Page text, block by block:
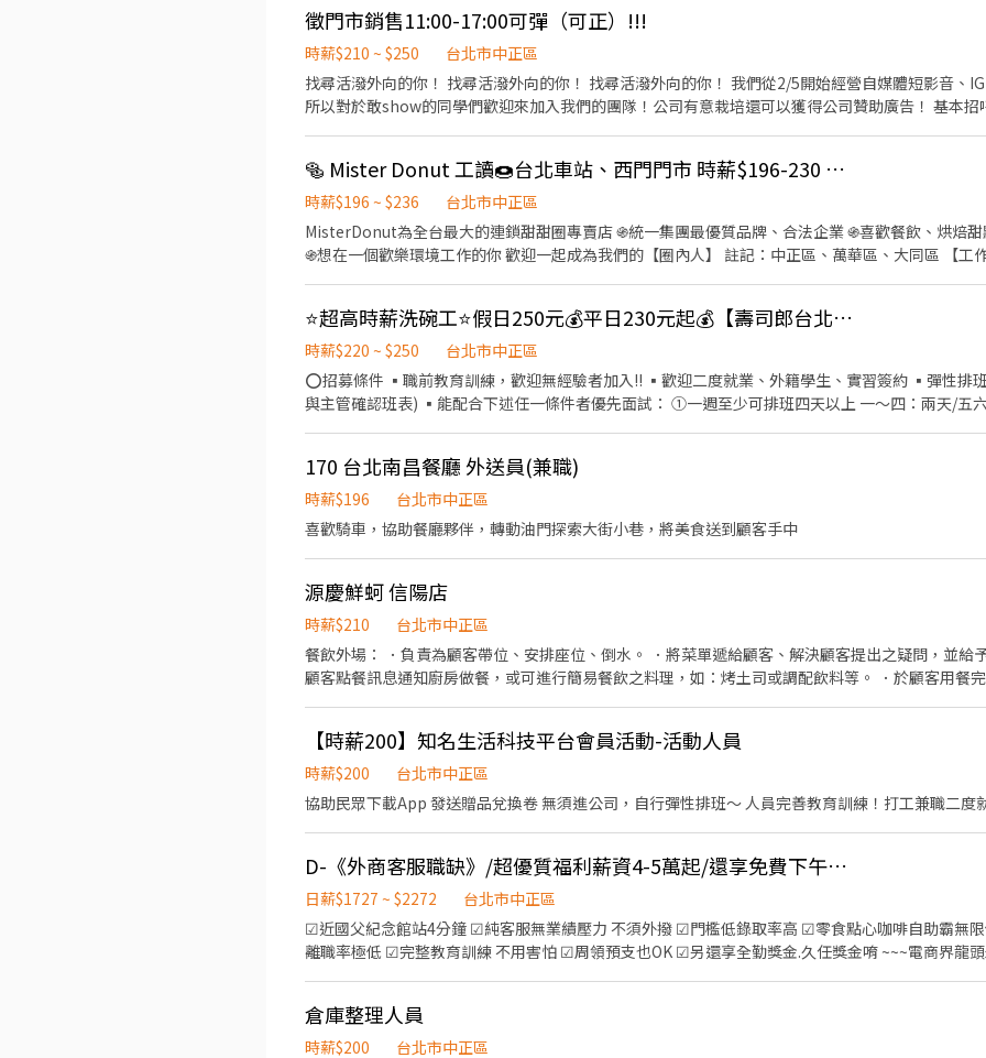
徵門市銷售11:00-17:00可彈（可正）!!!
時薪$210 ~ $250
台北市中正區
找尋活潑外向的你！ 找尋活潑外向的你！ 找尋活潑外向的你！ 我們從2/5開始經營自媒體短影音、IG、Tiktok、抖音、小紅書，
所以對於敢show的同學們歡迎來加入我們的團隊！公司有意栽培還可以獲得公司贊助廣告！ 基本招呼客人以及介紹產品。本店
活動聚餐皆有】及【抽獎】 環境介紹： 上班環境極好，交通十分便利，位於北科大正對面，【忠孝新生捷運站1號出口】(步行3
分鐘)公車站牌也超級多212.262.232.299.600.605.72.109.202.212.605...(還太多囉)本店離光華商場
科技新品發表！ #【工作環境提供酒精消毒】
🥯 Mister Donut 工讀🍩台北車站、西門門市 時薪$196-230 ，台北市工讀、實習簽約、工讀轉FT年資累積
時薪$196 ~ $236
台北市中正區
MisterDonut為全台最大的連鎖甜甜圈專賣店 ֍統一集團最優質品牌、合法企業 ֍喜歡餐飲、烘焙
֍想在一個歡樂環境工作的你 歡迎一起成為我們的【圈內人】 註記：中正區、萬華區、大同區 【工作說明】 ◎基礎作業：開閉
是比別人多一：春節、五一、端午、中秋 四好禮。 ֍生日我最大：生日禮物。 ֍其他沒講的：婚喪
⭐超高時薪洗碗工⭐假日250元💰平日230元起💰【壽司郎台北中華路店(西門町)】
時薪$220 ~ $250
台北市中正區
⭕招募條件 ▪職前教育訓練，歡迎無經驗者加入!! ▪歡迎二度就業、外籍學生、實習簽約 ▪彈性排
與主管確認班表) ▪能配合下述任一條件者優先面試： ①一週至少可排班四天以上 一～四：兩天/五
點、出貨 等 ⭕獎金福利 ▪不定期活動競賽獎金 ▪一年4次考核及調薪 (三個月就一次調薪機會) ▪加
力 ▪「以人為本」注重團隊合作及交流，採納同仁的意見，提升參與感 ▪除學習到日本商業禮儀、
還可接觸店鋪的經營管理，例如：成本控管及數據分析等專業知識 ▪升遷快速且制度完善，依努力
享有完善的福利制度，加班費為5分鐘為單位計算，重視員工的辛勤付出 ▪計畫拓展全台灣，讓更
司，致力成為頂尖品牌
170 台北南昌餐廳 外送員(兼職)
時薪$196
台北市中正區
喜歡騎車，協助餐廳夥伴，轉動油門探索大街小巷，將美食送到顧客手中
源慶鮮蚵 信陽店
時薪$210
台北市中正區
餐飲外場： ．負責為顧客帶位、安排座位、倒水。 ．將菜單遞給顧客、解決顧客提出之疑問，並給
顧客點餐訊息通知廚房做餐，或可進行簡易餐飲之料理，如：烤土司或調配飲料等。 ．於顧客用餐
重量。 ．負責擺盤、打包外帶服務。
【時薪200】知名生活科技平台會員活動-活動人員
時薪$200
台北市中正區
協助民眾下載App 發送贈品兌換卷 無須進公司，自行彈性排班～ 人員完善教
D-《外商客服職缺》/超優質福利薪資4-5萬起/還享免費下午茶點心吃到飽
日薪$1727 ~ $2272
台北市中正區
☑近國父紀念館站4分鐘 ☑純客服無業績壓力 不須外撥 ☑門檻低錄取率高 ☑零食點心咖啡自助霸無
離職率極低 ☑完整教育訓練 不用害怕 ☑周領預支也OK ☑另還享全勤獎金.久任獎金唷 ~~~電商界龍
薪) ✅夜班：23:30-08:30 含夜班津貼薪資約4萬8-5萬2 (底薪依學經驗核薪) ◆休假制度： 排休8-9天，遇紅字加一天 ◆工作地
點：信義區松菸路88號 - 松菸文創園區裡面近國父紀念館站8分鐘 (固定班 免輪班) #限高中畢業以上 #英文不錯或有服務業一年以
倉庫整理人員
時薪$200 台北市中正區